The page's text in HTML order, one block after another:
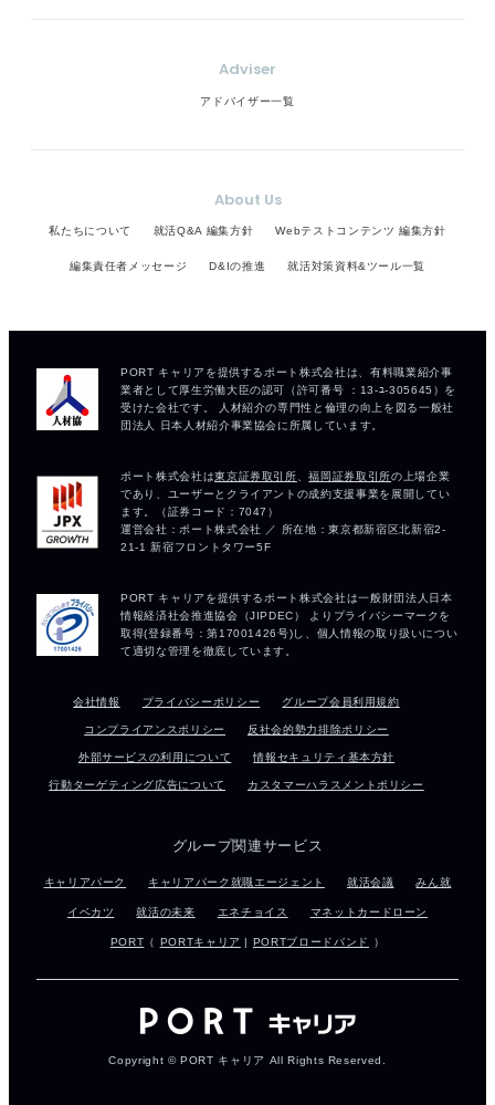
Adviser
アドバイザー一覧
About Us
私たちについて 就活Q&A 編集方針 Webテストコンテンツ 編集方針
編集責任者メッセージ D&Iの推進 就活対策資料&ツール一覧
会社情報 プライバシーポリシー グループ会員利用規約
コンプライアンスポリシー 反社会的勢力排除ポリシー
外部サービスの利用について 情報セキュリティ基本方針
行動ターゲティング広告について カスタマーハラスメントポリシー